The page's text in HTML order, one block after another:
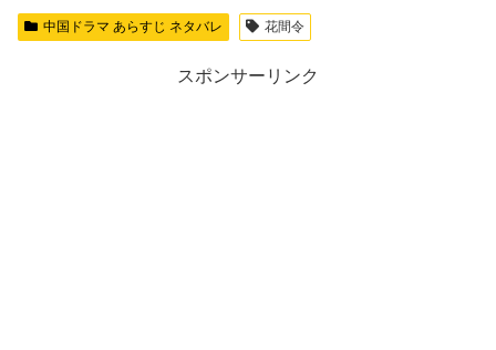
中国ドラマ あらすじ ネタバレ 花間令
スポンサーリンク